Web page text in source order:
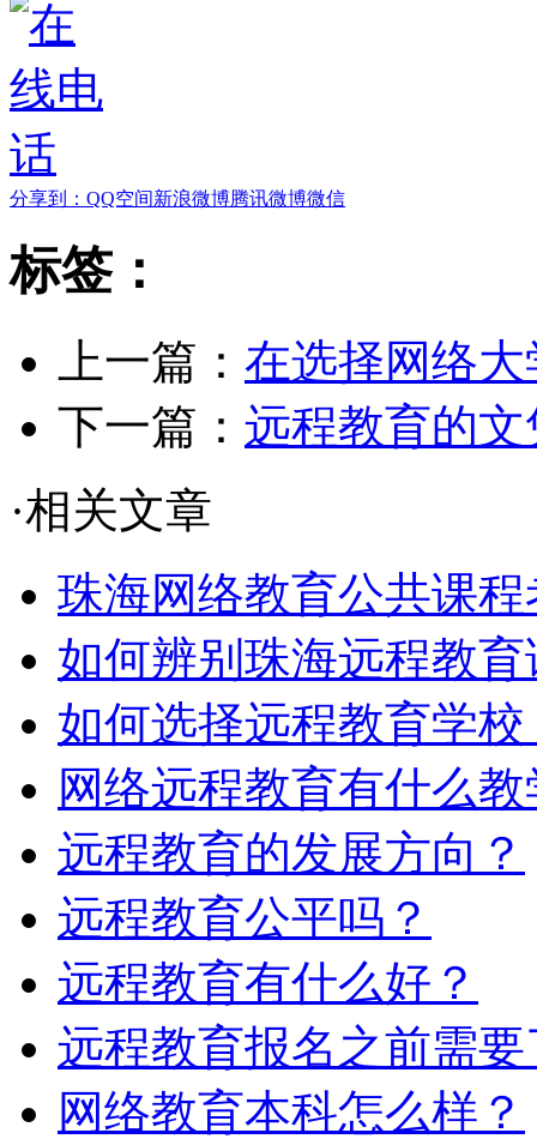
分享到： QQ空间新浪微博腾讯微博微信
标签：
上一篇： 在选择网络
下一篇： 远程教育的
·相关文章
珠海网络教育公共课
如何辨别珠海远程教
如何选择远程教育学校
网络远程教育有什么
远程教育的发展方向？
远程教育公平吗？
远程教育有什么好？
远程教育报名之前需
网络教育本科怎么样？